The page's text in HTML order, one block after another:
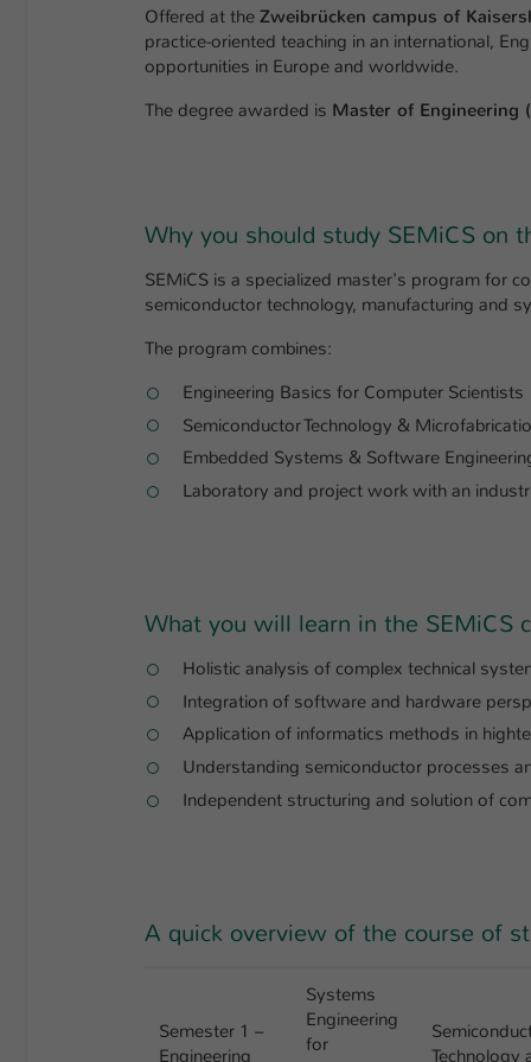
Offered at the Zweibrücken campus of
practice-oriented teaching in an international,
opportunities in Europe and worldwide.
The degree awarded is Master of Engineering
Why you should study SEMiCS on
SEMiCS is a specialized master's program for
semiconductor technology, manufacturing and
The program combines:
Engineering Basics for Computer Scientists
Semiconductor Technology &
Embedded Systems & Software
Laboratory and project work with an
What you will learn in the SEMiCS
Holistic analysis of complex technical
Integration of software and hardware
Application of informatics methods in
Understanding semiconductor processes
Independent structuring and solution of
A quick overview of the course of
Semester 1 –
Engineering
Systems
Engineering
for
Technology